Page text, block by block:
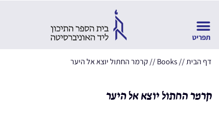
דף הבית//
Books
// קרמר החתול יוצא אל היער
קרמר החתול יוצא אל היער